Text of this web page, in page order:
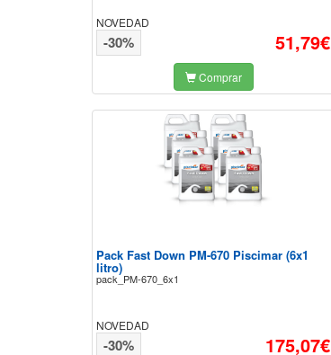
NOVEDAD
51,79€
-30%
Comprar
Pack Fast Down PM-670 Piscimar (6x1
litro)
pack_PM-670_6x1
NOVEDAD
175,07€
-30%